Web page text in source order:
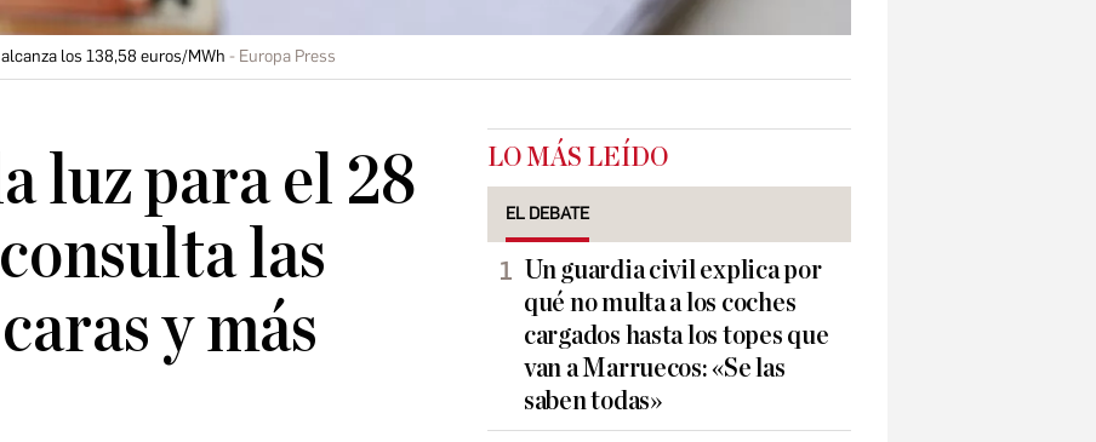
los 138,58 euros/MWh Europa Press
luz para el 28
las
y más
LO MÁS LEÍDO
EL DEBATE
Un guardia civil explica por
qué no multa a los coches
cargados hasta los topes que
van a Marruecos: «Se las
saben todas»